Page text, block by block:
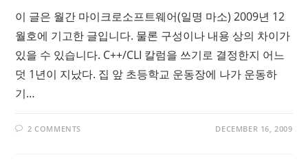
이 글은 월간 마이크로소프트웨어(일명 마소) 2009년 12
월호에 기고한 글입니다. 물론 구성이나 내용 상의 차이가
있을 수 있습니다. C++/CLI 칼럼을 쓰기로 결정한지 어느
덧 1년이 지났다. 집 앞 초등학교 운동장에 나가 운동하
기…
2 COMMENTS DECEMBER 16, 2009